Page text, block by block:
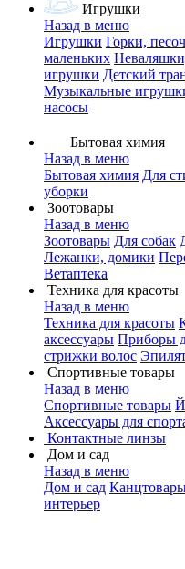
Игрушки
Назад в меню
Игрушки Горки,
маленьких
игрушки Детский
Музыкальные
насосы
Бытовая химия
Назад в меню
Бытовая химия Для
уборки
Зоотовары
Назад в меню
Зоотовары Для собак
Лежанки, домики
Ветаптека
Техника для красоты
Назад в меню
Техника для красоты
аксессуары Приборы
стрижки волос
Спортивные товары
Назад в меню
Спортивные товары
Аксессуары для
Контактные линзы
Дом и сад
Назад в меню
Дом и сад
интерьер